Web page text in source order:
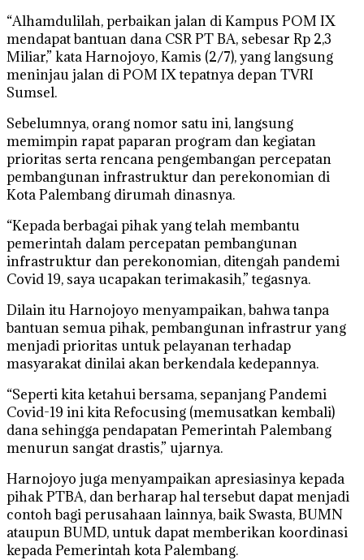
“Alhamdulilah, perbaikan jalan di Kampus POM IX
mendapat bantuan dana CSR PT BA, sebesar Rp 2,3
Miliar,” kata Harnojoyo, Kamis (2/7), yang langsung
meninjau jalan di POM IX tepatnya depan TVRI
Sumsel.
Sebelumnya, orang nomor satu ini, langsung
memimpin rapat paparan program dan kegiatan
prioritas serta rencana pengembangan percepatan
pembangunan infrastruktur dan perekonomian di
Kota Palembang dirumah dinasnya.
“Kepada berbagai pihak yang telah membantu
pemerintah dalam percepatan pembangunan
infrastruktur dan perekonomian, ditengah pandemi
Covid 19, saya ucapakan terimakasih,” tegasnya.
Dilain itu Harnojoyo menyampaikan, bahwa tanpa
bantuan semua pihak, pembangunan infrastrur yang
menjadi prioritas untuk pelayanan terhadap
masyarakat dinilai akan berkendala kedepannya.
“Seperti kita ketahui bersama, sepanjang Pandemi
Covid-19 ini kita Refocusing (memusatkan kembali)
dana sehingga pendapatan Pemerintah Palembang
menurun sangat drastis,” ujarnya.
Harnojoyo juga menyampaikan apresiasinya kepada
pihak PTBA, dan berharap hal tersebut dapat menjadi
contoh bagi perusahaan lainnya, baik Swasta, BUMN
ataupun BUMD, untuk dapat memberikan koordinasi
kepada Pemerintah kota Palembang.